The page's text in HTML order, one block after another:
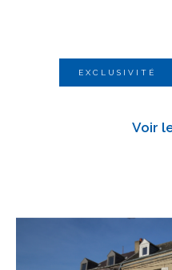
EXCLUSIVITÉ
Voir